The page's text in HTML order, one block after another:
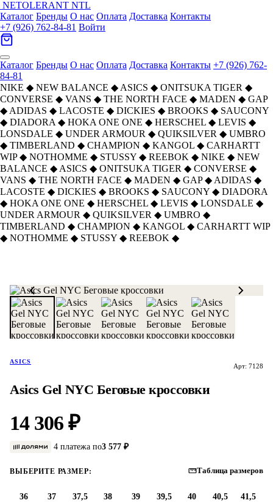
NETOLERANT NTL
Каталог Бренды О нас Оплата Доставка Контакты
+7 (926) 762-84-81 Войти
Каталог Бренды О нас Оплата Доставка Контакты +7 (926) 762-
84-81
NIKE ◆ NEW BALANCE ◆ ASICS ◆ ONITSUKA TIGER ◆
CONVERSE ◆ VANS ◆ THE NORTH FACE ◆ MADEN ◆ GAP
◆ ADIDAS ◆ LACOSTE ◆ DICKIES ◆ BROOKS ◆ SAUCONY
◆ DIADORA ◆ HOKA ONE ONE ◆ HERSCHEL ◆ LEVIS ◆
LONSDALE ◆ UNDER ARMOUR ◆ QUIKSILVER ◆ UMBRO
◆ TIMBERLAND ◆ CHAMPION ◆ KANGOL ◆ CARHARTT
WIP ◆ NOTHOMME ◆ STUSSY ◆ REEBOK ◆ NIKE ◆ NEW
BALANCE ◆ ASICS ◆ ONITSUKA TIGER ◆ CONVERSE ◆
VANS ◆ THE NORTH FACE ◆ MADEN ◆ GAP ◆ ADIDAS ◆
LACOSTE ◆ DICKIES ◆ BROOKS ◆ SAUCONY ◆ DIADORA
◆ HOKA ONE ONE ◆ HERSCHEL ◆ LEVIS ◆ LONSDALE ◆
UNDER ARMOUR ◆ QUIKSILVER ◆ UMBRO ◆
TIMBERLAND ◆ CHAMPION ◆ KANGOL ◆ CARHARTT WIP
◆ NOTHOMME ◆ STUSSY ◆ REEBOK ◆
ASICS
Арт: 7128
Asics Gel NYC Беговые кроссовки
14 306 ₽
4 платежа по3 577 ₽
ВЫБЕРИТЕ РАЗМЕР: Таблица размеров
36 37 37,5 38 39 39,5 40 40,5 41,5